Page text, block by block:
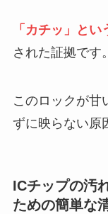
「カチッ」と
された証拠です。
このロックが甘
ずに映らない原
ICチップの汚
ための簡単な